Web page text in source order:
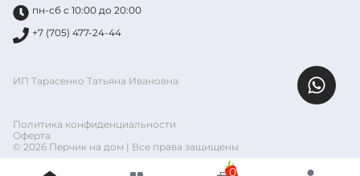
пн-сб с 10:00 до 20:00
+7 (705) 477-24-44
ИП Тарасенко Татьяна Ивановна
Политика конфиденциальности
Оферта
© 2026 Перчик на дом | Все права защищены
0